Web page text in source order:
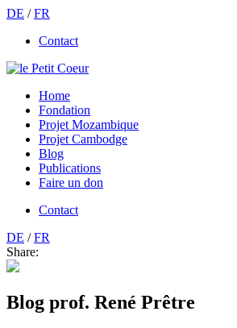
DE /FR
Contact
Home
Fondation
Projet Mozambique
Projet Cambodge
Blog
Publications
Faire un don
Contact
DE /FR
Share:
Blog prof. René Prêtre